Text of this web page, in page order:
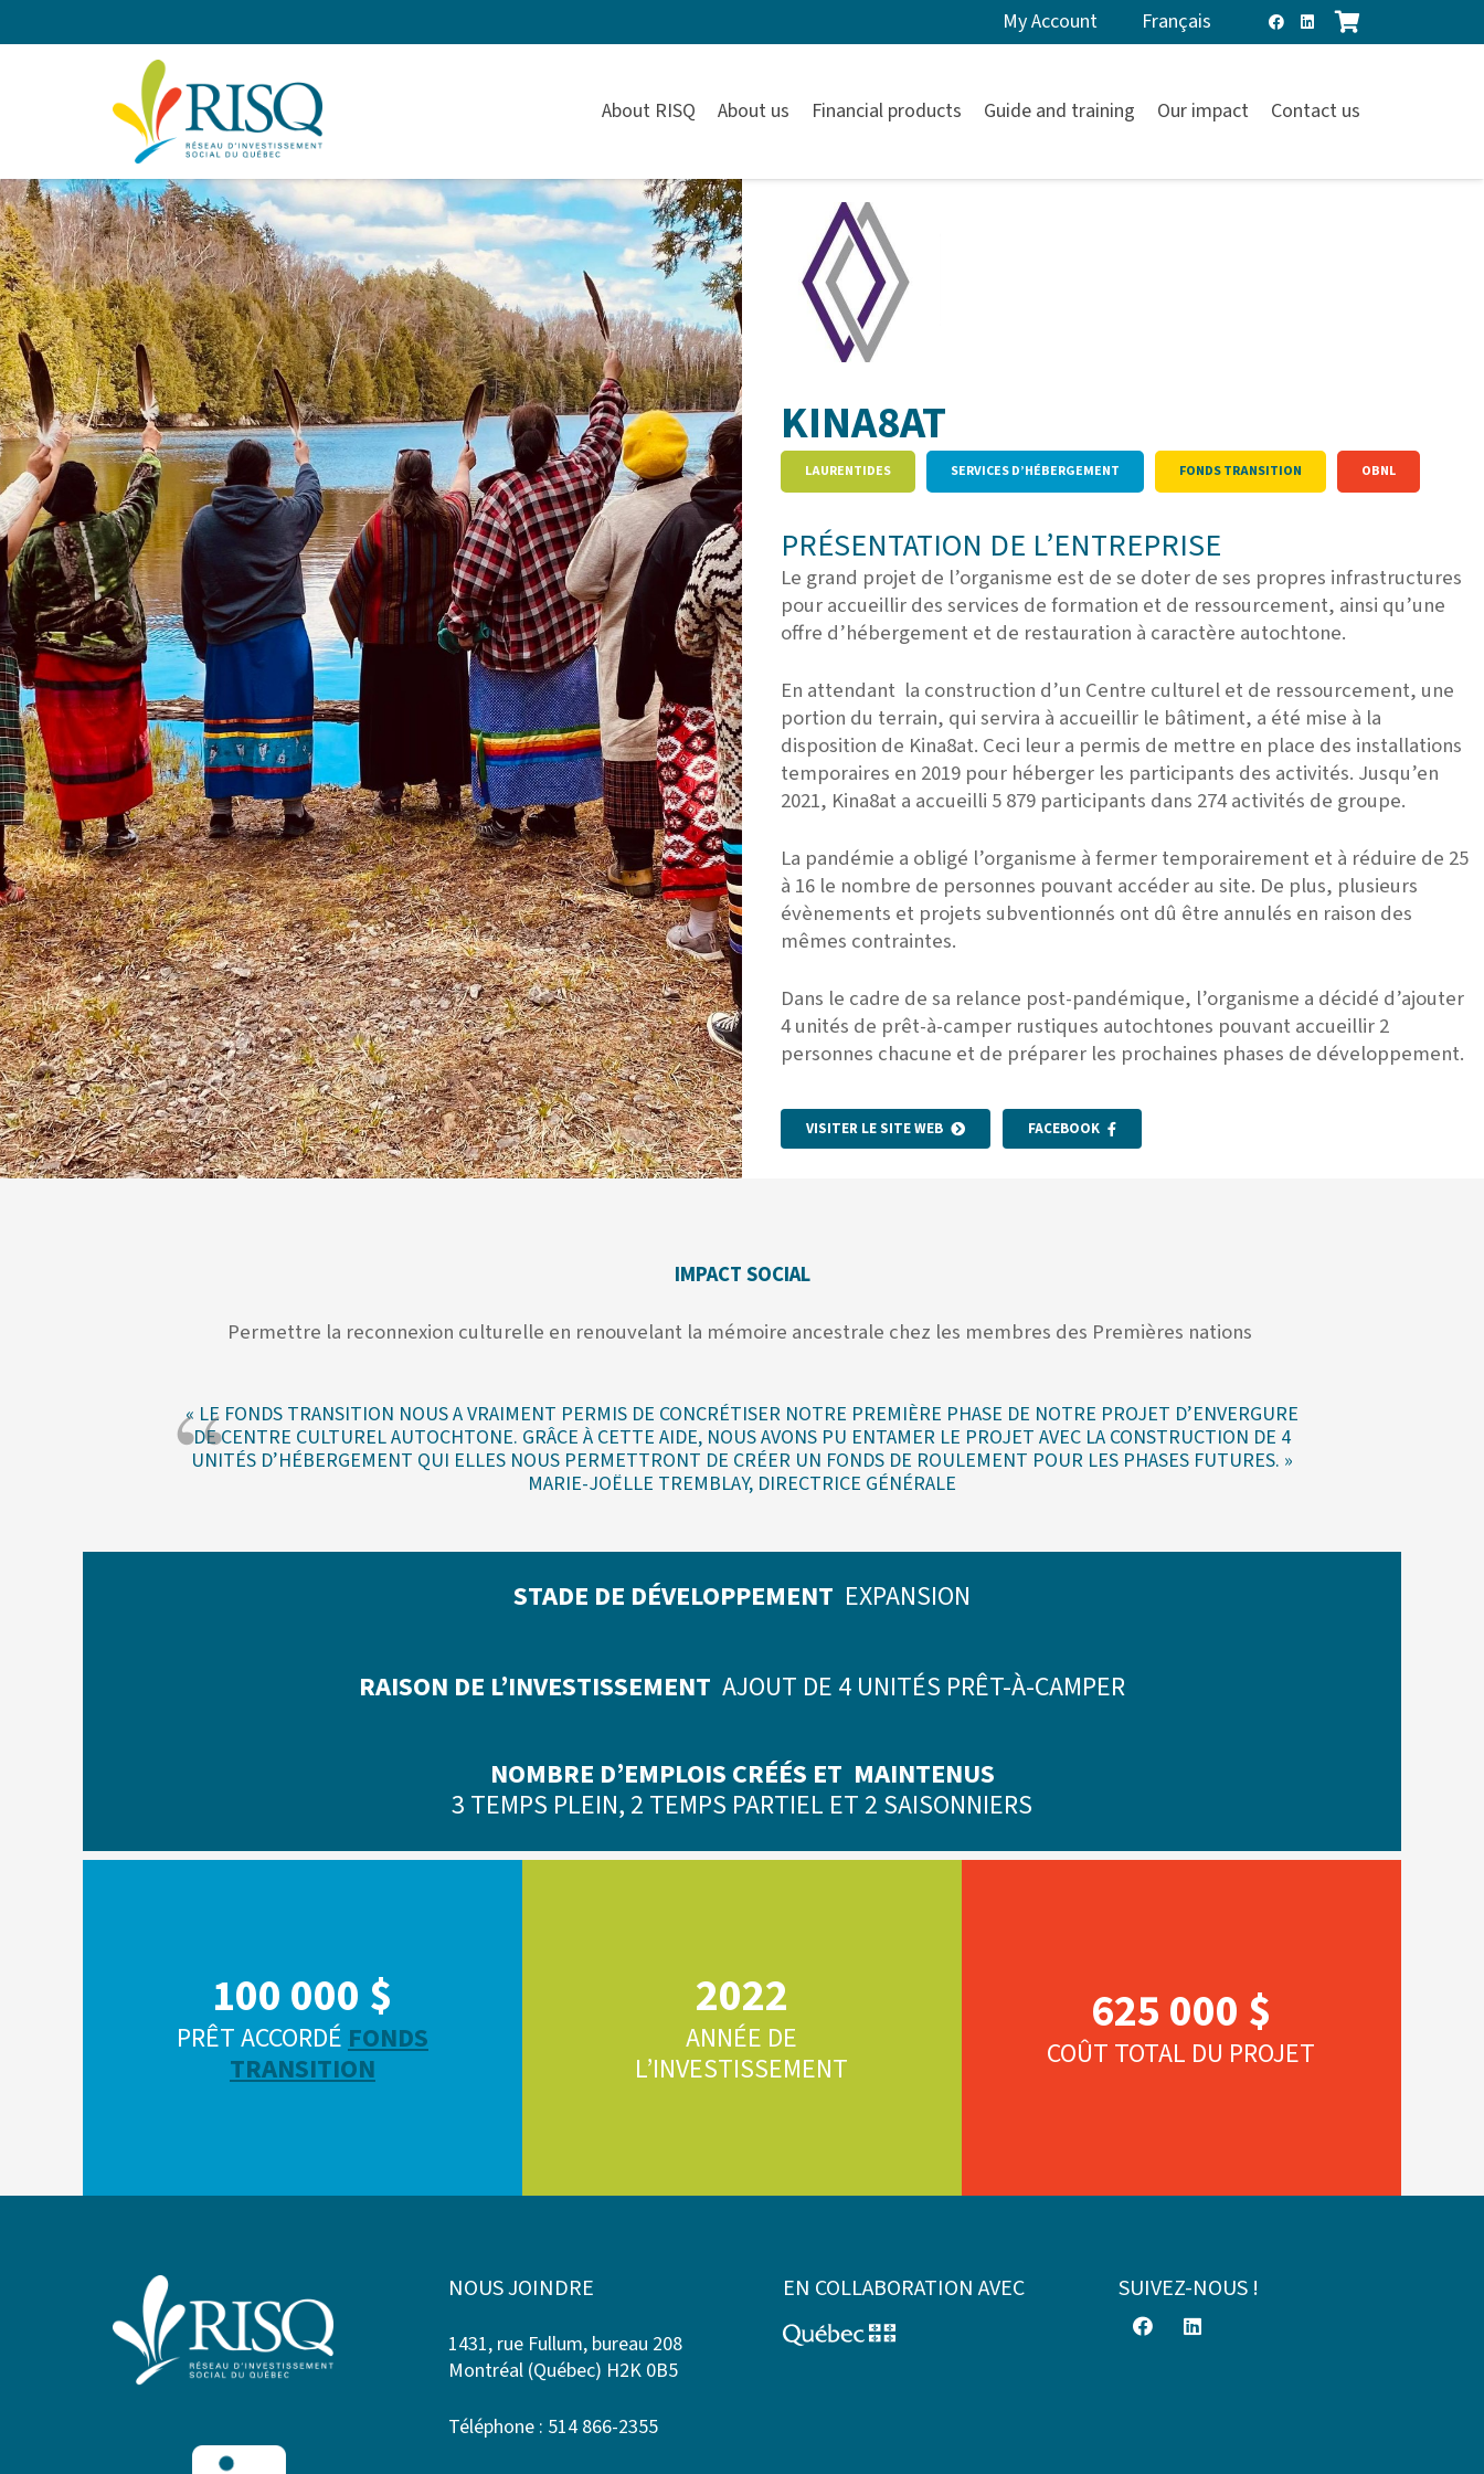
My Account Français
About RISQ About us Financial products Guide and training Our impact Contact us
KINA8AT
LAURENTIDES SERVICES D’HÉBERGEMENT FONDS TRANSITION OBNL
PRÉSENTATION DE L’ENTREPRISE
Le grand projet de l’organisme est de se doter de ses propres infrastructures
pour accueillir des services de formation et de ressourcement, ainsi qu’une
offre d’hébergement et de restauration à caractère autochtone.
En attendant la construction d’un Centre culturel et de ressourcement, une
portion du terrain, qui servira à accueillir le bâtiment, a été mise à la
disposition de Kina8at. Ceci leur a permis de mettre en place des installations
temporaires en 2019 pour héberger les participants des activités. Jusqu’en
2021, Kina8at a accueilli 5 879 participants dans 274 activités de groupe.
La pandémie a obligé l’organisme à fermer temporairement et à réduire de 25
à 16 le nombre de personnes pouvant accéder au site. De plus, plusieurs
évènements et projets subventionnés ont dû être annulés en raison des
mêmes contraintes.
Dans le cadre de sa relance post-pandémique, l’organisme a décidé d’ajouter
4 unités de prêt-à-camper rustiques autochtones pouvant accueillir 2
personnes chacune et de préparer les prochaines phases de développement.
VISITER LE SITE WEB FACEBOOK
IMPACT SOCIAL
Permettre la reconnexion culturelle en renouvelant la mémoire ancestrale chez les membres des Premières nations
« LE FONDS TRANSITION NOUS A VRAIMENT PERMIS DE CONCRÉTISER NOTRE PREMIÈRE PHASE DE NOTRE PROJET D’ENVERGURE
DE CENTRE CULTUREL AUTOCHTONE. GRÂCE À CETTE AIDE, NOUS AVONS PU ENTAMER LE PROJET AVEC LA CONSTRUCTION DE 4
UNITÉS D’HÉBERGEMENT QUI ELLES NOUS PERMETTRONT DE CRÉER UN FONDS DE ROULEMENT POUR LES PHASES FUTURES. »
MARIE-JOËLLE TREMBLAY, DIRECTRICE GÉNÉRALE
STADE DE DÉVELOPPEMENT EXPANSION
RAISON DE L’INVESTISSEMENT AJOUT DE 4 UNITÉS PRÊT-À-CAMPER
NOMBRE D’EMPLOIS CRÉÉS ET MAINTENUS
3 TEMPS PLEIN, 2 TEMPS PARTIEL ET 2 SAISONNIERS
100 000 $
PRÊT ACCORDÉ FONDS
TRANSITION
2022
ANNÉE DE
L’INVESTISSEMENT
625 000 $
COÛT TOTAL DU PROJET
NOUS JOINDRE
1431, rue Fullum, bureau 208
Montréal (Québec) H2K 0B5
Téléphone : 514 866-2355
EN COLLABORATION AVEC SUIVEZ-NOUS !